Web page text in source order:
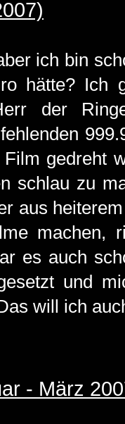
ich bin
hätte? Ich
der
gedreht
schlau zu
aus
machen,
es auch
und
will ich
- März